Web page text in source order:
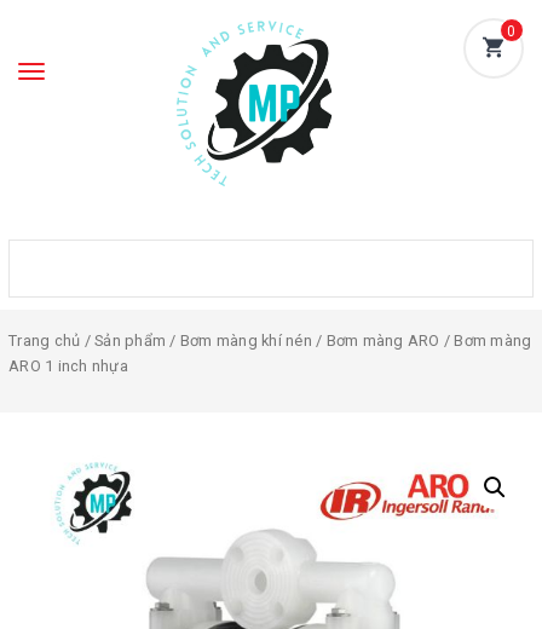
Toggle
0
Trang chủ / Sản phẩm / Bơm màng khí nén / Bơm màng ARO / Bơm màng
ARO 1 inch nhựa